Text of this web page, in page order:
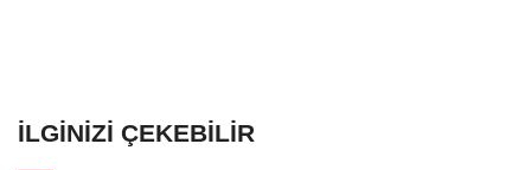
İLGINIZI ÇEKEBILIR